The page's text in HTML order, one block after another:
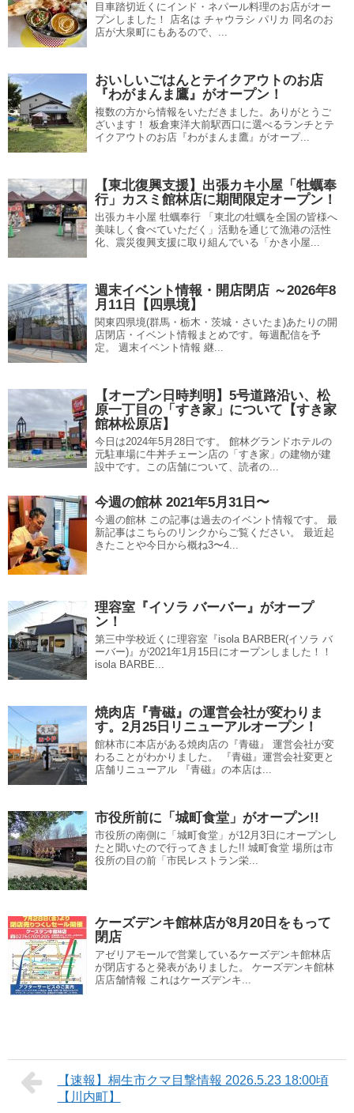
目車踏切近くにインド・ネパール料理のお店がオー
プンしました！ 店名は チャウラシ パリカ 同名のお
店が大泉町にもあるので、...
おいしいごはんとテイクアウトのお店
『わがまんま鷹』がオープン！
複数の方から情報をいただきました。ありがとうご
ざいます！ 板倉東洋大前駅西口に選べるランチとテ
イクアウトのお店『わがまんま鷹』がオープ...
【東北復興支援】出張カキ小屋「牡蠣奉
行」カスミ館林店に期間限定オープン！
出張カキ小屋 牡蠣奉行 「東北の牡蠣を全国の皆様へ
美味しく食べていただく」活動を通じて漁港の活性
化、震災復興支援に取り組んでいる「かき小屋...
週末イベント情報・開店閉店 ～2026年8
月11日【四県境】
関東四県境(群馬・栃木・茨城・さいたま)あたりの開
店閉店・イベント情報まとめです。毎週配信を予
定。 週末イベント情報 継...
【オープン日時判明】5号道路沿い、松
原一丁目の「すき家」について【すき家
館林松原店】
今日は2024年5月28日です。 館林グランドホテルの
元駐車場に牛丼チェーン店の「すき家」の建物が建
設中です。この店舗について、読者の...
今週の館林 2021年5月31日〜
今週の館林 この記事は過去のイベント情報です。 最
新記事はこちらのリンクからご覧ください。 最近起
きたことや今日から概ね3〜4...
理容室『イソラ バーバー』がオープ
ン！
第三中学校近くに理容室『isola BARBER(イソラ バ
ーバー)』が2021年1月15日にオープンしました！！
isola BARBE...
焼肉店『青磁』の運営会社が変わりま
す。2月25日リニューアルオープン！
館林市に本店がある焼肉店の『青磁』 運営会社が変
わることがわかりました。 『青磁』運営会社変更と
店舗リニューアル 『青磁』の本店は...
市役所前に「城町食堂」がオープン!!
市役所の南側に「城町食堂」が12月3日にオープンし
たと聞いたので行ってきました!! 城町食堂 場所は市
役所の目の前「市民レストラン栄...
ケーズデンキ館林店が8月20日をもって
閉店
アゼリアモールで営業しているケーズデンキ館林店
が閉店すると発表がありました。 ケーズデンキ館林
店店舗情報 これはケーズデンキ...
【速報】桐生市クマ目撃情報 2026.5.23 18:00頃
【川内町】